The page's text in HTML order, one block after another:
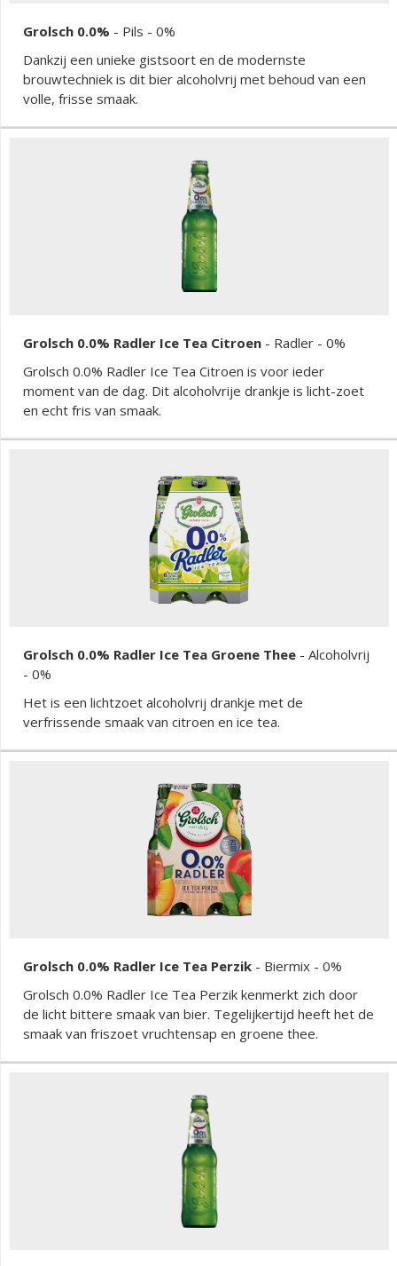
Grolsch 0.0% - Pils - 0%
Dankzij een unieke gistsoort en de modernste
brouwtechniek is dit bier alcoholvrij met behoud van een
volle, frisse smaak.
Grolsch 0.0% Radler Ice Tea Citroen - Radler - 0%
Grolsch 0.0% Radler Ice Tea Citroen is voor ieder
moment van de dag. Dit alcoholvrije drankje is licht-zoet
en echt fris van smaak.
Grolsch 0.0% Radler Ice Tea Groene Thee - Alcoholvrij
- 0%
Het is een lichtzoet alcoholvrij drankje met de
verfrissende smaak van citroen en ice tea.
Grolsch 0.0% Radler Ice Tea Perzik - Biermix - 0%
Grolsch 0.0% Radler Ice Tea Perzik kenmerkt zich door
de licht bittere smaak van bier. Tegelijkertijd heeft het de
smaak van friszoet vruchtensap en groene thee.